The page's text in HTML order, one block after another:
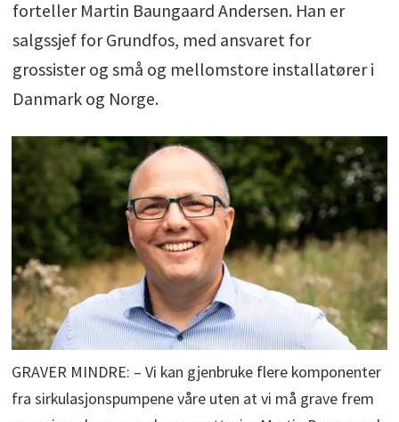
forteller Martin Baungaard Andersen. Han er
salgssjef for Grundfos, med ansvaret for
grossister og små og mellomstore installatører i
Danmark og Norge.
GRAVER MINDRE: – Vi kan gjenbruke flere komponenter
fra sirkulasjonspumpene våre uten at vi må grave frem